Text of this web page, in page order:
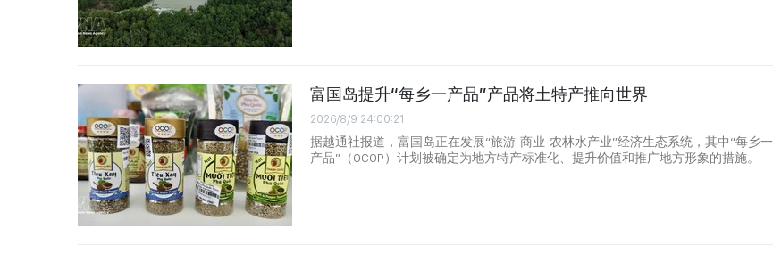
富国岛提升“每乡一产品”产品将土特产推向世界
2026/8/9 24:00:21
据越通社报道，富国岛正在发展“旅游-商业-农林水产业”经济生态系统，其中“每乡一
产品”（OCOP）计划被确定为地方特产标准化、提升价值和推广地方形象的措施。